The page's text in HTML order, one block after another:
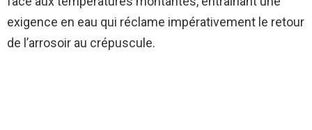
exigence en eau qui réclame impérativement le retour
de l’arrosoir au crépuscule.